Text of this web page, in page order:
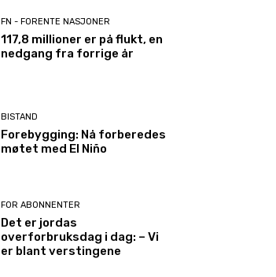
FN - FORENTE NASJONER
117,8 millioner er på flukt, en
nedgang fra forrige år
BISTAND
Forebygging: Nå forberedes
møtet med El Niño
FOR ABONNENTER
Det er jordas
overforbruksdag i dag: – Vi
er blant verstingene